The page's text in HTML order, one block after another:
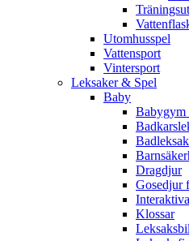
Utomhusspel
Vattensport
Vintersport
Leksaker & Spel
Baby
Babygym
Dragdjur
Gosedjur
Klossar